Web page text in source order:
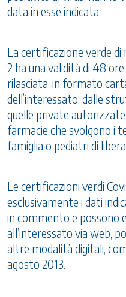
data in esse indicata.
La certificazione verde di
2 ha una validità di 48
rilasciata, in formato
dell’interessato, dalle
quelle private
farmacie che svolgono i
famiglia o pediatri di
Le certificazioni verdi
esclusivamente i dati
in commento e possono
all’interessato via web,
altre modalità digitali,
agosto 2013.